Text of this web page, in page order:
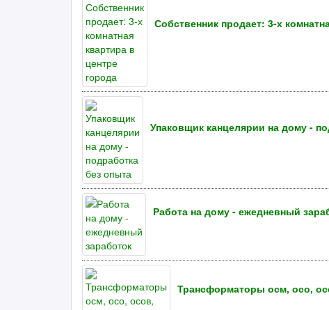
Собственник продает: 3-х
Упаковщик канцелярии на дому -
Работа на дому - ежедневный
Трансформаторы осм, осо,